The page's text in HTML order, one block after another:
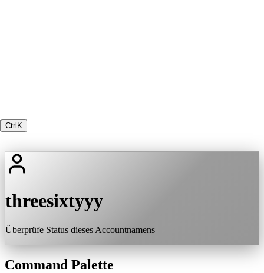
Ctrl K
threesixtyyy
Überprüfe Status dieses Accountnamens
Command Palette